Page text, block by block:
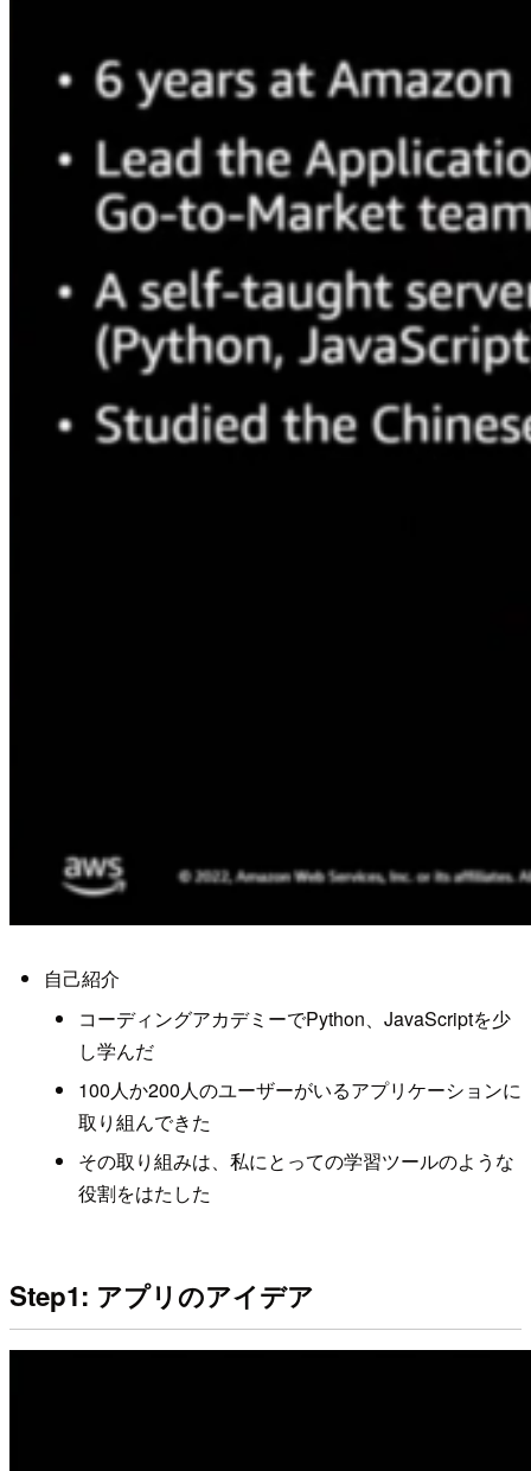
自己紹介
コーディングアカデミーでPython、JavaScriptを少
し学んだ
100人か200人のユーザーがいるアプリケーションに
取り組んできた
その取り組みは、私にとっての学習ツールのような
役割をはたした
Step1: アプリのアイデア